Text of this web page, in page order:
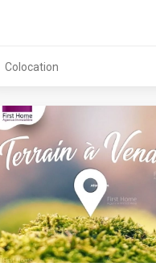
Colocation